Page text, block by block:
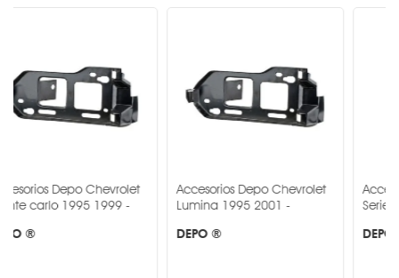
Depo Chevrolet
1995 1999 -
Accesorios Depo Chevrolet
Lumina 1995 2001 -
Accesorios
Serie c 2003